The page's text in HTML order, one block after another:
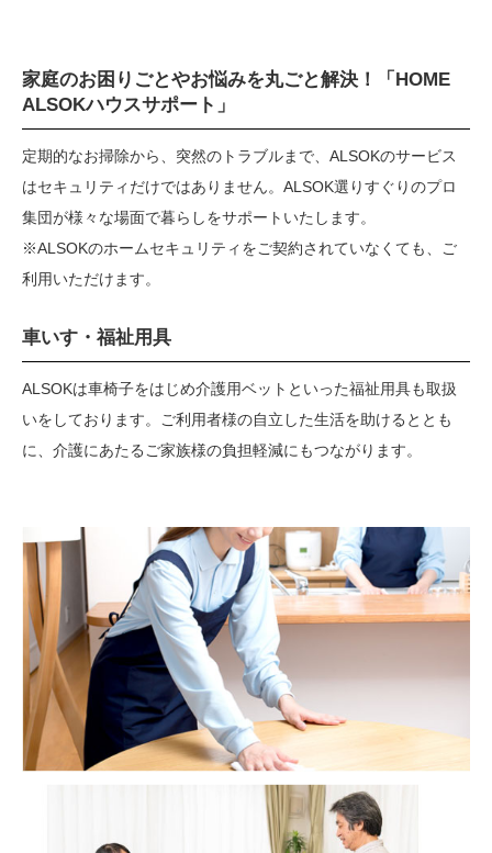
家庭のお困りごとやお悩みを丸ごと解決！
「HOME
ALSOKハウスサポート」
定期的なお掃除から、突然のトラブルまで、ALSOKのサービス
はセキュリティだけではありません。ALSOK選りすぐりのプロ
集団が様々な場面で暮らしをサポートいたします。
※ALSOKのホームセキュリティをご契約されていなくても、ご
利用いただけます。
車いす・福祉用具
ALSOKは車椅子をはじめ介護用ベットといった福祉用具も取扱
いをしております。ご利用者様の自立した生活を助けるととも
に、介護にあたるご家族様の負担軽減にもつながります。